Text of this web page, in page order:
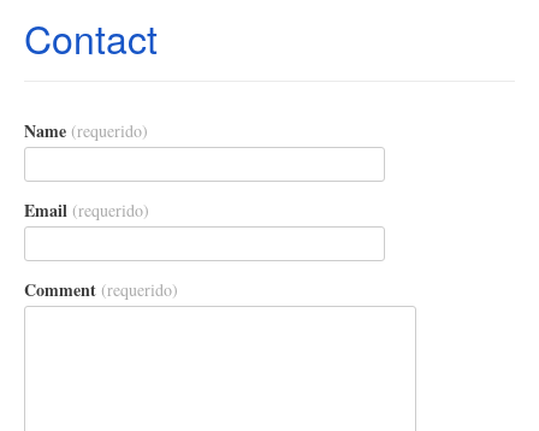
Contact
Name (requerido)
Email (requerido)
Comment (requerido)